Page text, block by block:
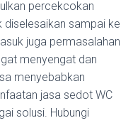
percekcokan
diselesaikan sampai ke
juga permasalahan
menyengat dan
menyebabkan
jasa sedot WC
solusi. Hubungi